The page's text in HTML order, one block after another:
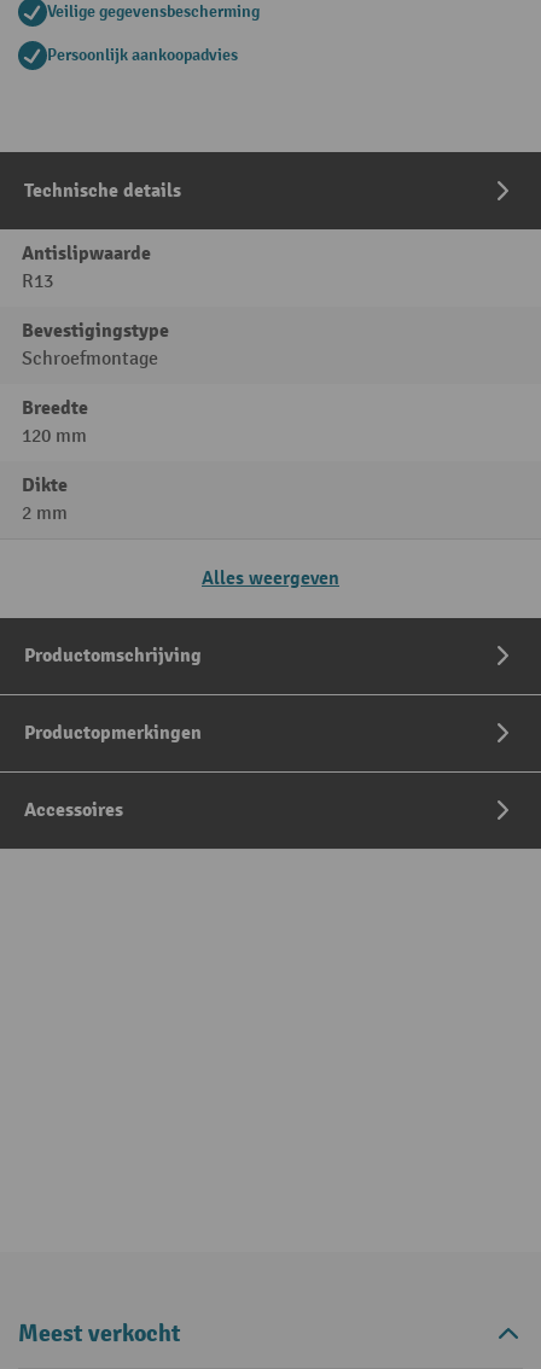
Veilige gegevensbescherming
Persoonlijk aankoopadvies
Technische details
Antislipwaarde
R13
Bevestigingstype
Schroefmontage
Breedte
120 mm
Dikte
2 mm
Alles weergeven
Productomschrijving
Productopmerkingen
Accessoires
Meest verkocht